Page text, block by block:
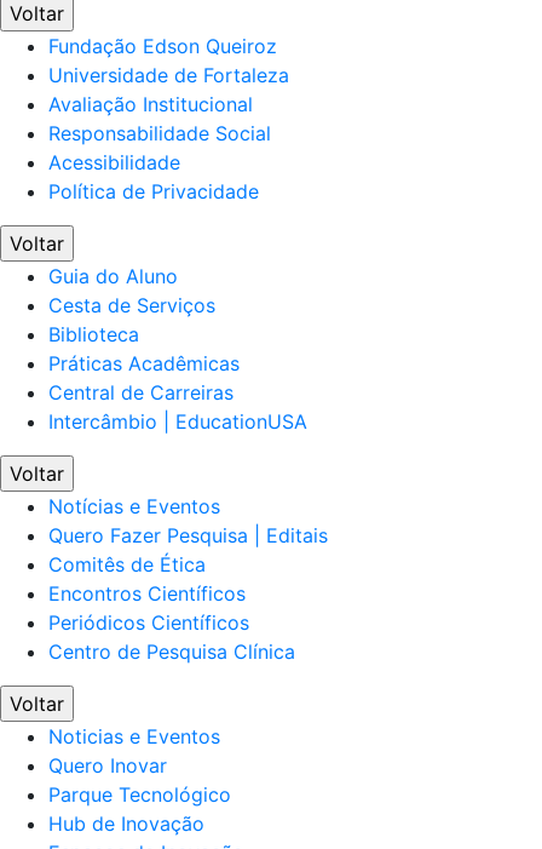
Voltar
Fundação Edson Queiroz
Universidade de Fortaleza
Avaliação Institucional
Responsabilidade Social
Acessibilidade
Política de Privacidade
Voltar
Guia do Aluno
Cesta de Serviços
Biblioteca
Práticas Acadêmicas
Central de Carreiras
Intercâmbio | EducationUSA
Voltar
Notícias e Eventos
Quero Fazer Pesquisa | Editais
Comitês de Ética
Encontros Científicos
Periódicos Científicos
Centro de Pesquisa Clínica
Voltar
Noticias e Eventos
Quero Inovar
Parque Tecnológico
Hub de Inovação